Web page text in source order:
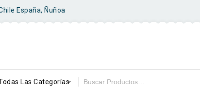
España, Ñuñoa
Las Categorías